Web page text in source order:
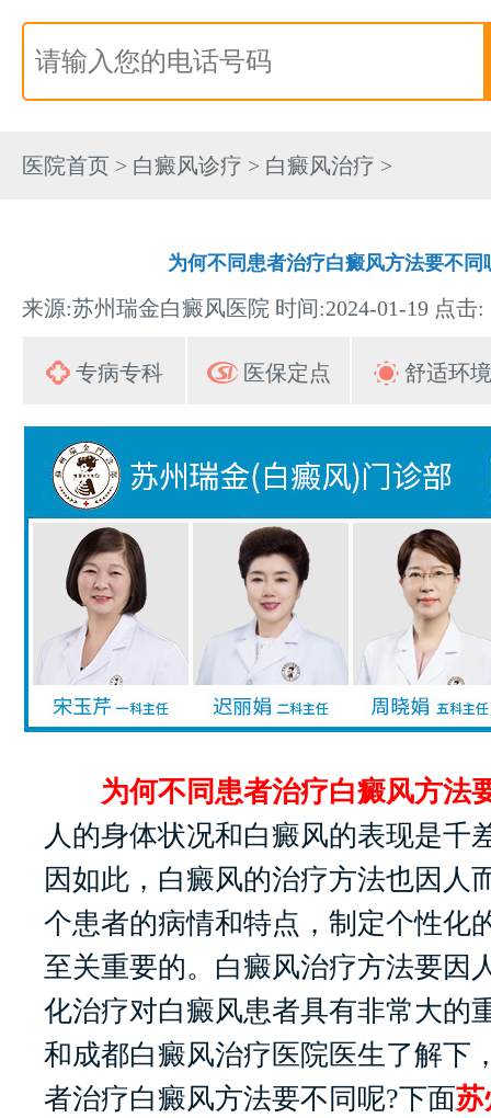
医院首页 > 白癜风诊疗 > 白癜风治疗 >
为何不同患者治疗白癜风方法要不同
来源:苏州瑞金白癜风医院 时间:2024-01-19 点击:
专病专科 医保定点 舒适环境
为何不同患者治疗白癜风方法
人的身体状况和白癜风的表现是千
因如此，白癜风的治疗方法也因人
个患者的病情和特点，制定个性化
至关重要的。白癜风治疗方法要因
化治疗对白癜风患者具有非常大的
和成都白癜风治疗医院医生了解下
者治疗白癜风方法要不同呢?下面苏